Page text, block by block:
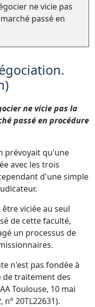
ne vicie pas
passé en
ne vicie pas la
passé en procédure
prévoyait qu'une
avec les trois
d'une simple
viciée au seul
de cette faculté,
un processus de
n'est pas fondée à
traitement des
Toulouse, 10 mai
, n° 20TL22631).